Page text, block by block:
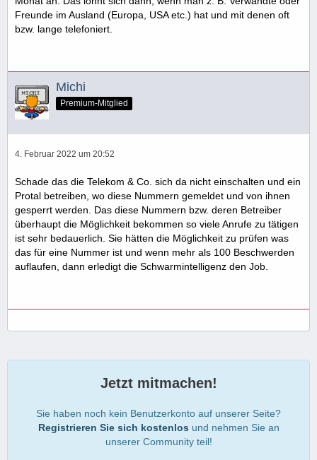
Freunde im Ausland (Europa, USA etc.) hat und mit denen oft
bzw. lange telefoniert.
Michi
Premium-Mitglied
4. Februar 2022 um 20:52
Schade das die Telekom & Co. sich da nicht einschalten und ein
Protal betreiben, wo diese Nummern gemeldet und von ihnen
gesperrt werden. Das diese Nummern bzw. deren Betreiber
überhaupt die Möglichkeit bekommen so viele Anrufe zu tätigen
ist sehr bedauerlich. Sie hätten die Möglichkeit zu prüfen was
das für eine Nummer ist und wenn mehr als 100 Beschwerden
auflaufen, dann erledigt die Schwarmintelligenz den Job.
Jetzt mitmachen!
Sie haben noch kein Benutzerkonto auf unserer Seite?
Registrieren Sie sich kostenlos und nehmen Sie an
unserer Community teil!